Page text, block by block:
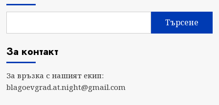
Търсене
За контакт
За връзка с нашият екип:
blagoevgrad.at.night@gmail.com